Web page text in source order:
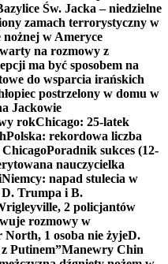
Św. Jacka – niedzielne
zamach terrorystyczny w
w Ameryce
na rozmowy z
ma być sposobem na
do wsparcia irańskich
postrzelony w domu w
Jackowie
rokChicago: 25-latek
Polska: rekordowa liczba
Poradnik sukces (12-
nauczycielka
Niemcy: napad stulecia w
Trumpa i B.
2 policjantów
rozmowy w
1 osoba nie żyjeD.
Putinem”Manewry Chin